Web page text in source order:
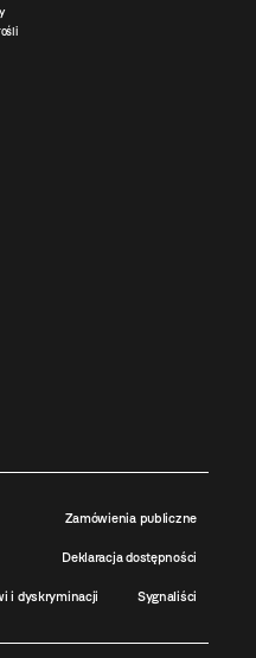
Zamówienia publiczne
Deklaracja dostępności
i dyskryminacji Sygnaliści